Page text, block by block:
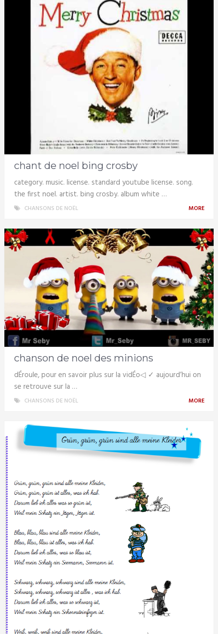
chant de noel bing crosby
category. music. license. standard youtube license. song.
the first noel. artist. bing crosby. album white …
CHANSONS DE NOËL MORE
chanson de noel des minions
dÉroule, pour en savoir plus sur la vidÉo◁ ✓ aujourd’hui on
se retrouve sur la …
CHANSONS DE NOËL MORE